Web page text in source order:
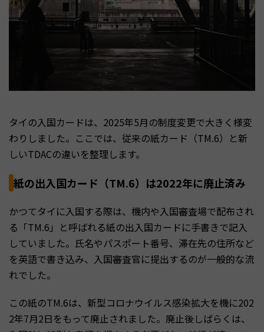
タイの入国カードは、2025年5月の制度変更で大きく様変
わりしました。ここでは、従来の紙カード（TM.6）と新
しいTDACの違いを整理します。
紙の出入国カード（TM.6）は2022年に廃止済み
かつてタイに入国する際は、機内や入国審査場で配布され
る「TM.6」と呼ばれる紙の出入国カードに手書きで記入
していました。氏名やパスポート番号、滞在先の住所など
を英語で書き込み、入国審査官に提出するのが一般的な流
れでした。
この紙のTM.6は、新型コロナウイルス感染拡大を機に202
2年7月2日をもって廃止されました。廃止後しばらくは、